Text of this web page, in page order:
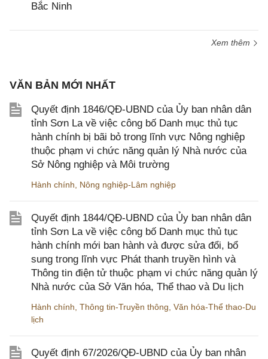
Bắc Ninh
Xem thêm
VĂN BẢN MỚI NHẤT
Quyết định 1846/QĐ-UBND của Ủy ban nhân dân
tỉnh Sơn La về việc công bố Danh mục thủ tục
hành chính bị bãi bỏ trong lĩnh vực Nông nghiệp
thuộc phạm vi chức năng quản lý Nhà nước của
Sở Nông nghiệp và Môi trường
Hành chính Nông nghiệp-Lâm nghiệp
Quyết định 1844/QĐ-UBND của Ủy ban nhân dân
tỉnh Sơn La về việc công bố Danh mục thủ tục
hành chính mới ban hành và được sửa đổi, bổ
sung trong lĩnh vực Phát thanh truyền hình và
Thông tin điện tử thuộc phạm vi chức năng quản lý
Nhà nước của Sở Văn hóa, Thể thao và Du lịch
Hành chính Thông tin-Truyền thông Văn hóa-Thể thao-Du
lịch
Quyết định 67/2026/QĐ-UBND của Ủy ban nhân